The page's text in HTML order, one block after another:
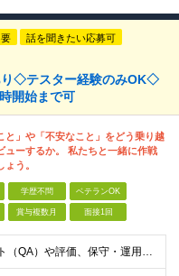
話を聞きたい応募可
り◇テスター経験のみOK◇
開始まで可
と」や「不安なこと」をどう乗り越
ューするか。 私たちと一緒に作戦
ょう。
学歴不問 ベテランOK
賞与複数月 面接1回
【学歴不問／テスト（QA）や評価、保守・運用のみの経験の方も大歓迎】 ●IT業界での何らかの実務経験をお持ちの方（経験年数・言語・フェーズ不問） ※「これから開発に挑戦したい」という意欲を重視します。